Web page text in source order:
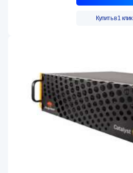
Купить в 1 клик